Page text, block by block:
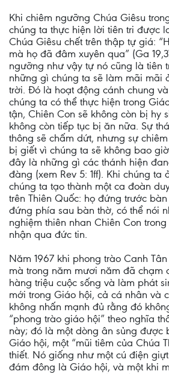
Khi chiêm ngưỡng Chúa Giêsu
chúng ta thực hiện lời tiên tri được
Chúa Giêsu chết trên thập tự giá:
mà họ đã đâm xuyên qua” (Ga
ngưỡng như vậy tự nó cũng là tiên
những gì chúng ta sẽ làm mãi mãi
trời. Đó là hoạt động cánh chung
chúng ta có thể thực hiện trong
tận, Chiên Con sẽ không còn bị hy
không còn tiếp tục bị ăn nữa. Sự
thông sẽ chấm dứt, nhưng sự
bị giết vì chúng ta sẽ không bao
đây là những gì các thánh hiện
đàng (xem Rev 5: 1ff). Khi chúng ta
chúng ta tạo thành một ca đoàn
trên Thiên Quốc: họ đứng trước
đứng phía sau bàn thờ, có thể nói
nghiệm thiên nhan Chiên Con
nhận qua đức tin.
Năm 1967 khi phong trào Canh
mà trong năm mươi năm đã chạm
hàng triệu cuộc sống và làm phát
mới trong Giáo hội, cả cá nhân và
không nhấn mạnh đủ rằng đó
“phong trào giáo hội” theo nghĩa
này; đó là một dòng ân sủng được
Giáo hội, một “mũi tiêm của Chúa
thiết. Nó giống như một cú điện
đám đông là Giáo hội, và một khi